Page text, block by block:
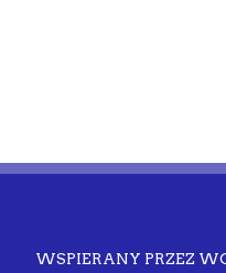
WSPIERANY PRZEZ